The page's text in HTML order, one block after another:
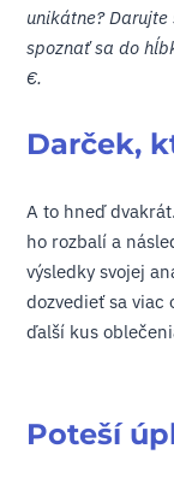
unikátne?
spoznať sa do
€. ​
Darček,
A to hneď
ho rozbalí a
výsledky svojej
dozvedieť sa viac
ďalší kus
Poteší